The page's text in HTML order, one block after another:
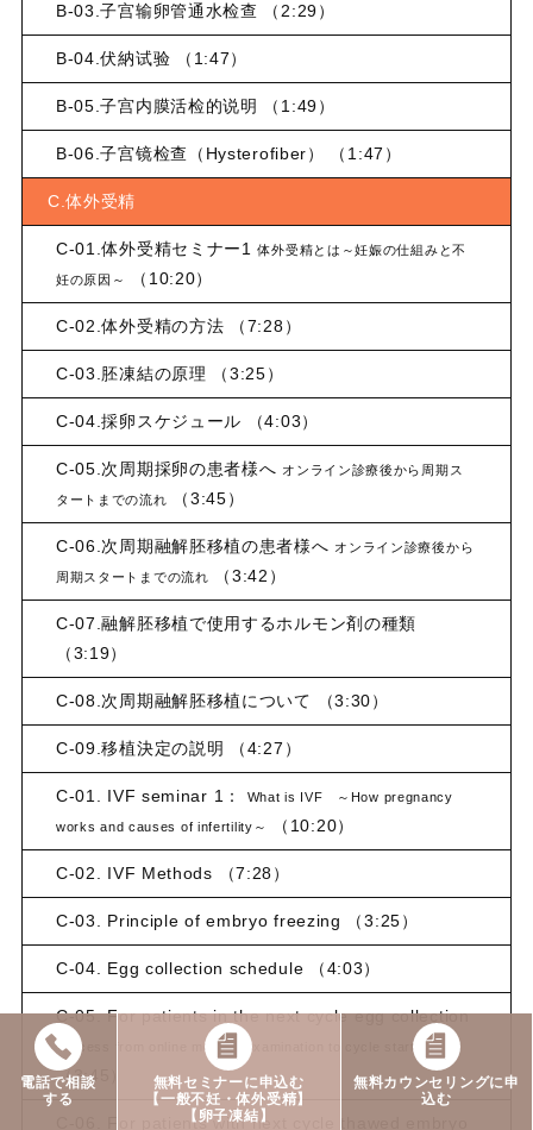
B-03.子宫输卵管通水检查 （2:29）
B-04.伏納试验 （1:47）
B-05.子宫内膜活检的说明 （1:49）
B-06.子宫镜检查（Hysterofiber） （1:47）
C.体外受精
C-01.体外受精セミナー1体外受精とは～妊娠の仕組みと不
妊の原因～ （10:20）
C-02.体外受精の方法 （7:28）
C-03.胚凍結の原理 （3:25）
C-04.採卵スケジュール （4:03）
C-05.次周期採卵の患者様へ オンライン診療後から周期ス
タートまでの流れ （3:45）
C-06.次周期融解胚移植の患者様へ オンライン診療後から
周期スタートまでの流れ （3:42）
C-07.融解胚移植で使用するホルモン剤の種類
（3:19）
C-08.次周期融解胚移植について （3:30）
C-09.移植決定の説明 （4:27）
C-01. IVF seminar 1： What is IVF ～How pregnancy
works and causes of infertility～ （10:20）
C-02. IVF Methods （7:28）
C-03. Principle of embryo freezing （3:25）
C-04. Egg collection schedule （4:03）
C-05. For patients in the next cycle egg collection
Process from online medical examination to cycle start
（3:45）
C-06. For patients with next cycle thawed embryo
電話で相談
する
無料セミナーに申込む
【一般不妊・体外受精】
【卵子凍結】
無料カウンセリングに申
込む